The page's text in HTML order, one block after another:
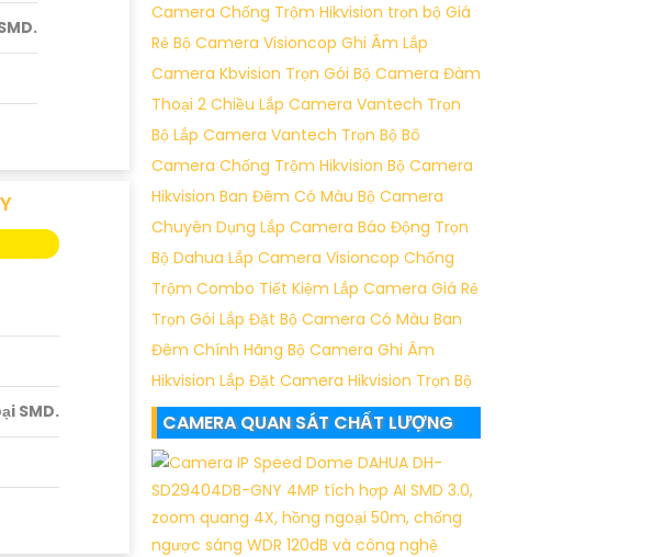
SMD.
Camera Chống Trộm Hikvision trọn bộ Giá
Rẻ Bộ Camera Visioncop Ghi Âm Lắp
Camera Kbvision Trọn Gói Bộ Camera Đàm
Thoại 2 Chiều Lắp Camera Vantech Trọn
Bộ Lắp Camera Vantech Trọn Bộ Bô
Camera Chống Trộm Hikvision Bộ Camera
Hikvision Ban Đêm Có Màu Bộ Camera
Chuyên Dụng Lắp Camera Báo Động Trọn
Bộ Dahua Lắp Camera Visioncop Chống
Trộm Combo Tiết Kiệm Lắp Camera Giá Rẻ
Trọn Gói Lắp Đặt Bộ Camera Có Màu Ban
Đêm Chính Hãng Bộ Camera Ghi Âm
Hikvision Lắp Đặt Camera Hikvision Trọn Bộ
CAMERA QUAN SÁT CHẤT LƯỢNG